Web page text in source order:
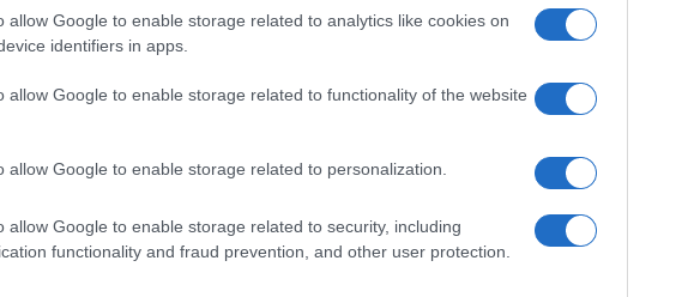
allow Google to enable storage related to analytics like cookies on
identifiers in apps.
allow Google to enable storage related to functionality of the website
allow Google to enable storage related to personalization.
allow Google to enable storage related to security, including
functionality and fraud prevention, and other user protection.
Questo rappresenta un passo
posturale. A 4-6 mesi, i bambini iniziano
una crescente stabilità e forza